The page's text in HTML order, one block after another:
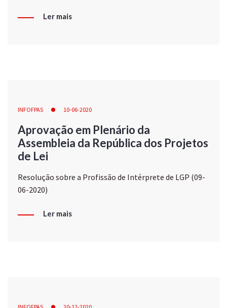
Ler mais
INFOFPAS 10-06-2020
Aprovação em Plenário da
Assembleia da República dos Projetos
de Lei
Resolução sobre a Profissão de Intérprete de LGP (09-
06-2020)
Ler mais